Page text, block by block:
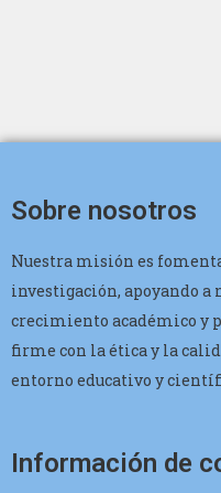
Sobre nosotros
Nuestra misión es
investigación, apoyando a
crecimiento académico y
firme con la ética y la
entorno educativo y
Información de